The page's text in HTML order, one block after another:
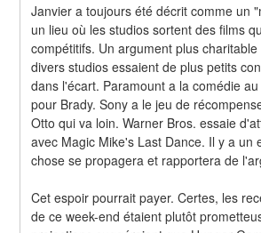
Janvier a toujours été décrit comme un
un lieu où les studios sortent des films
compétitifs. Un argument plus
divers studios essaient de plus petits
dans l'écart. Paramount a la comédie
pour Brady. Sony a le jeu de
Otto qui va loin. Warner Bros. essaie
avec Magic Mike's Last Dance. Il y a un
chose se propagera et rapportera de
Cet espoir pourrait payer. Certes, les
de ce week-end étaient plutôt